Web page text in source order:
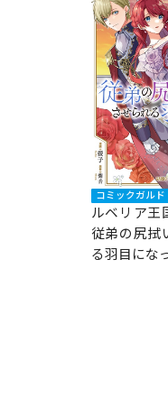
コミックガルド
ルベリア
従弟の尻拭
る羽目にな